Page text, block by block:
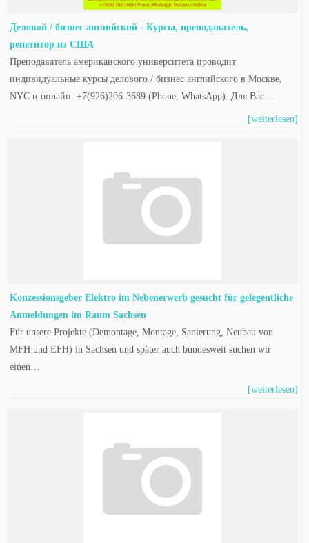
Деловой / бизнес английский - Курсы, преподаватель,
репетитор из США
Преподаватель американского университета проводит
индивидуальные курсы делового / бизнес английского в Москве,
NYC и онлайн. +7(926)206-3689 (Phone, WhatsApp). Для Вас…
[weiterlesen]
Konzessionsgeber Elektro im Nebenerwerb gesucht für gelegentliche
Anmeldungen im Raum Sachsen
Für unsere Projekte (Demontage, Montage, Sanierung, Neubau von
MFH und EFH) in Sachsen und später auch bundesweit suchen wir
einen…
[weiterlesen]